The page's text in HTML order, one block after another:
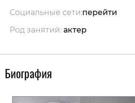
Социальные сети:перейти
Род занятий: актер
Биография